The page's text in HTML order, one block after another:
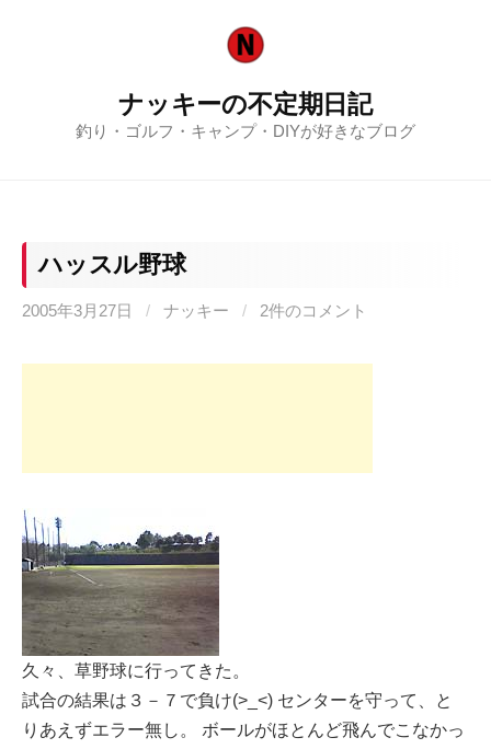
ナッキーの不定期日記
釣り・ゴルフ・キャンプ・DIYが好きなブログ
ハッスル野球
2005年3月27日 / ナッキー / 2件のコメント
久々、草野球に行ってきた。
試合の結果は３－７で負け(>_<) センターを守って、と
りあえずエラー無し。 ボールがほとんど飛んでこなかっ